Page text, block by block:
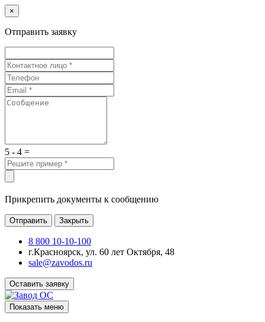
×
Отправить заявку
5 - 4 =
Прикрепить документы к сообщению
Отправить Закрыть
8 800 10-10-100
г.Красноярск, ул. 60 лет Октября, 48
sale@zavodos.ru
Оставить заявку
Показать меню